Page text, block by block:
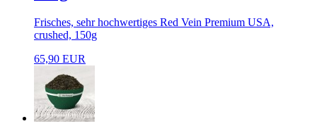
Frisches, sehr hochwertiges Red Vein Premium USA,
crushed, 150g
65,90 EUR